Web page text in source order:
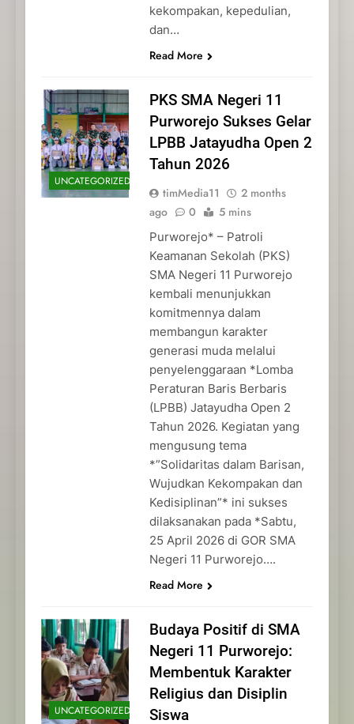
kekompakan, kepedulian,
dan…
Read More
UNCATEGORIZED
PKS SMA Negeri 11
Purworejo Sukses Gelar
LPBB Jatayudha Open 2
Tahun 2026
timMedia11
2 months
ago
0 5 mins
Purworejo* – Patroli
Keamanan Sekolah (PKS)
SMA Negeri 11 Purworejo
kembali menunjukkan
komitmennya dalam
membangun karakter
generasi muda melalui
penyelenggaraan *Lomba
Peraturan Baris Berbaris
(LPBB) Jatayudha Open 2
Tahun 2026. Kegiatan yang
mengusung tema
*”Solidaritas dalam Barisan,
Wujudkan Kekompakan dan
Kedisiplinan”* ini sukses
dilaksanakan pada *Sabtu,
25 April 2026 di GOR SMA
Negeri 11 Purworejo….
Read More
UNCATEGORIZED
Budaya Positif di SMA
Negeri 11 Purworejo:
Membentuk Karakter
Religius dan Disiplin
Siswa